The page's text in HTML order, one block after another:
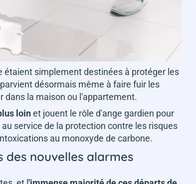
étaient simplement destinées à protéger les
désormais même à faire fuir les
dans la maison ou l'appartement.
loinet jouent le rôle d'ange gardien pour
service de la protection contre les risques
au monoxyde de carbone.
des nouvelles alarmes